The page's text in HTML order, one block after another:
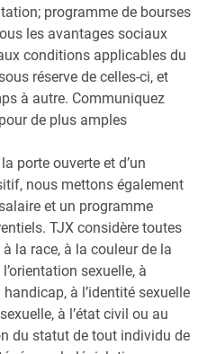
programme de bourses
les avantages sociaux
conditions applicables du
réserve de celles-ci, et
à autre. Communiquez
de plus amples
porte ouverte et d’un
nous mettons également
et un programme
TJX considère toutes
la race, à la couleur de la
sexuelle, à
handicap, à l’identité sexuelle
à l’état civil ou au
du statut de tout individu de